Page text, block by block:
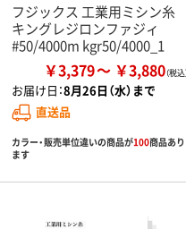
フジックス 工業用ミシン糸
キングレジロンファジィ
#50/4000m kgr50/4000_1
￥3,379 ￥3,880
お届け日：8月26日（水）まで
直送品
カラー・販売単位違いの商品が100商品あり
ます